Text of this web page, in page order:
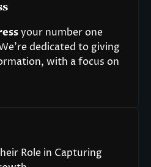
your number one
dedicated to giving
with a focus on
Role in Capturing